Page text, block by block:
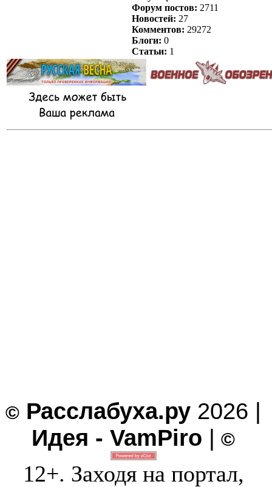
Форум постов: 2711
Новостей: 27
Комментов: 29272
Блоги: 0
Статьи: 1
© Расслабуха.ру 2026 |
Идея - VamPiro | ©
12+. Заходя на портал,